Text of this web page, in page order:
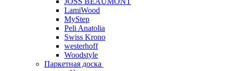
LamiWood
MyStep
Peli Anatolia
Swiss Krono
westerhoff
Woodstyle
Паркетная доска